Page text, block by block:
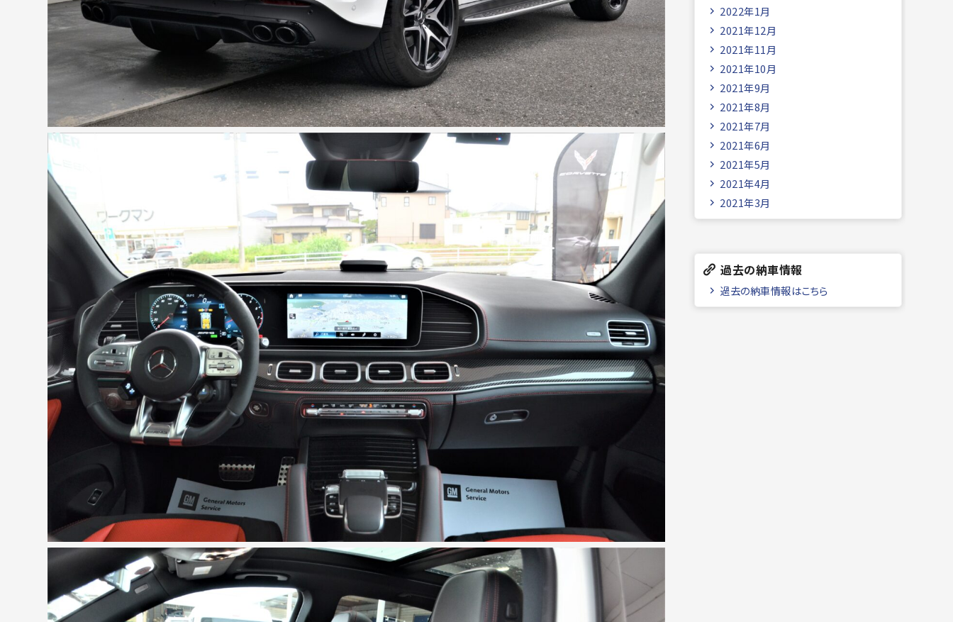
2022年1月
2021年12月
2021年11月
2021年10月
2021年9月
2021年8月
2021年7月
2021年6月
2021年5月
2021年4月
2021年3月
過去の納車情報
過去の納車情報はこちら